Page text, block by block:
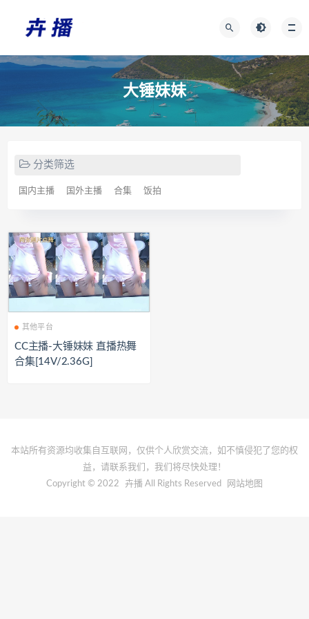
大锤妹妹
分类筛选
国内主播 国外主播 合集 饭拍
其他平台
CC主播-大锤妹妹 直播热舞
合集[14V/2.36G]
本站所有资源均收集自互联网，仅供个人欣赏交流，如不慎侵犯了您的权
益，请联系我们，我们将尽快处理！
Copyright © 2022
卉播 All Rights Reserved 网站地图